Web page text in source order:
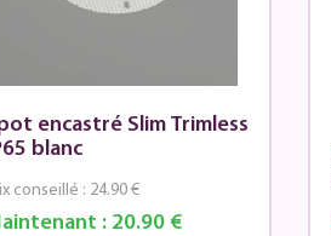
encastré Slim Trimless
blanc
: 20.90 €
conseillé : 24.90 €